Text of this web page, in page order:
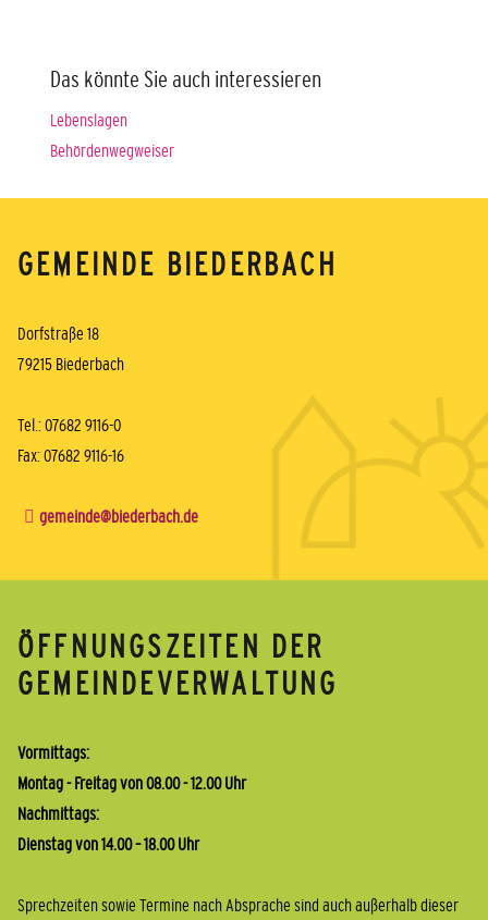
Das könnte Sie auch interessieren
Lebenslagen
Behördenwegweiser
GEMEINDE BIEDERBACH
Dorfstraße 18
79215 Biederbach
Tel.: 07682 9116-0
Fax: 07682 9116-16
gemeinde@biederbach.de
ÖFFNUNGSZEITEN DER
GEMEINDEVERWALTUNG
Vormittags:
Montag - Freitag von 08.00 - 12.00 Uhr
Nachmittags:
Dienstag von 14.00 – 18.00 Uhr
Sprechzeiten sowie Termine nach Absprache sind auch außerhalb dieser